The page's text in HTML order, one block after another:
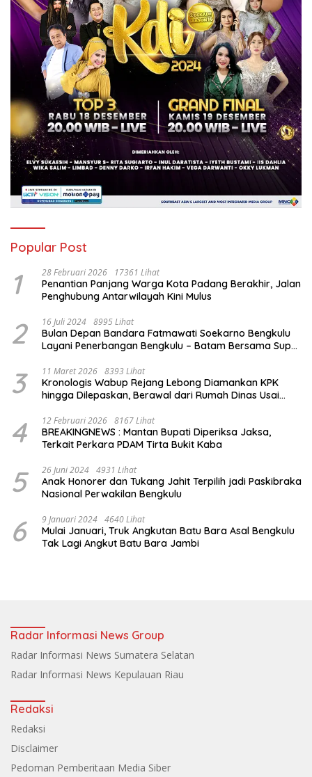
Popular Post
1 28 Februari 2026 17361 Lihat
Penantian Panjang Warga Kota Padang Berakhir, Jalan
Penghubung Antarwilayah Kini Mulus
2 16 Juli 2024 8995 Lihat
Bulan Depan Bandara Fatmawati Soekarno Bengkulu
Layani Penerbangan Bengkulu – Batam Bersama Super
3 11 Maret 2026 8393 Lihat
Kronologis Wabup Rejang Lebong Diamankan KPK
hingga Dilepaskan, Berawal dari Rumah Dinas Usai
4 12 Februari 2026 8167 Lihat
BREAKINGNEWS : Mantan Bupati Diperiksa Jaksa,
Terkait Perkara PDAM Tirta Bukit Kaba
5 26 Juni 2024 4931 Lihat
Anak Honorer dan Tukang Jahit Terpilih jadi Paskibraka
Nasional Perwakilan Bengkulu
6 9 Januari 2024 4640 Lihat
Mulai Januari, Truk Angkutan Batu Bara Asal Bengkulu
Tak Lagi Angkut Batu Bara Jambi
Radar Informasi News Group
Radar Informasi News Sumatera Selatan
Radar Informasi News Kepulauan Riau
Redaksi
Redaksi
Disclaimer
Pedoman Pemberitaan Media Siber